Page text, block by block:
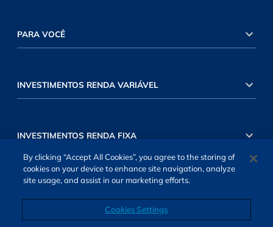
PARA VOCÊ
INVESTIMENTOS RENDA VARIÁVEL
INVESTIMENTOS RENDA FIXA
By clicking “Accept All Cookies”, you agree to the storing of
cookies on your device to enhance site navigation, analyze
site usage, and assist in our marketing efforts.
Cookies Settings